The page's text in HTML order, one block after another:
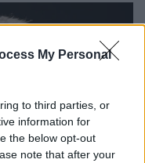
My Personal
to third parties, or
information for
the below opt-out
note that after your